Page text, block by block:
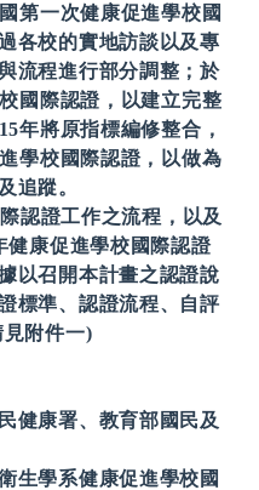
第一次健康促進學校國
各校的實地訪談以及專
流程進行部分調整；於
國際認證，以建立完整
年將原指標編修整合，
學校國際認證，以做為
追蹤。
認證工作之流程，以及
健康促進學校國際認證
以召開本計畫之認證說
標準、認證流程、自評
附件一)
健康署、教育部國民及
生學系健康促進學校國